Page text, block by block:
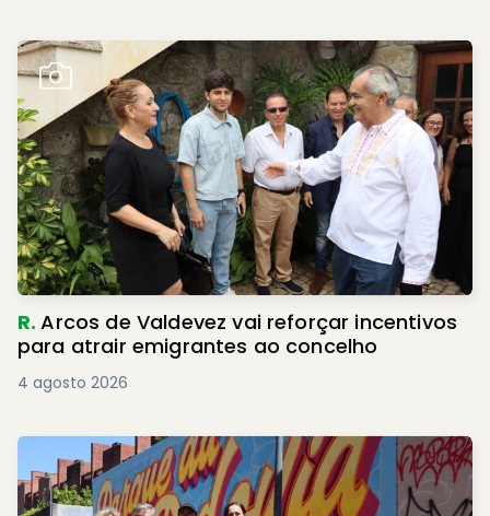
R.Arcos de Valdevez vai reforçar incentivos
para atrair emigrantes ao concelho
4 agosto 2026